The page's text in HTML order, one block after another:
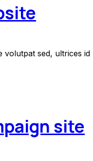
sed, ultrices
site